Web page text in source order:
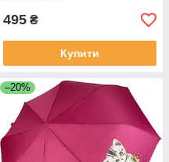
495 ₴
Купити
–20%